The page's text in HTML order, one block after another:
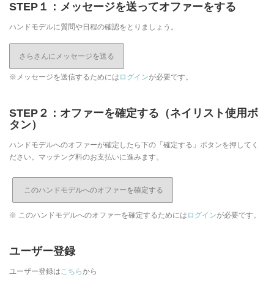
STEP１：メッセージを送ってオファーをする
ハンドモデルに質問や日程の確認をとりましょう。
さらさんにメッセージを送る
※メッセージを送信するためには ログインが必要です。
STEP２：オファーを確定する（ネイリスト使用ボ
タン）
ハンドモデルへのオファーが確定したら下の「確定する」ボタンを押してく
ださい。マッチング料のお支払いに進みます。
※ このハンドモデルへのオファーを確定するためには ログインが必要です。
ユーザー登録
ユーザー登録はこちらから